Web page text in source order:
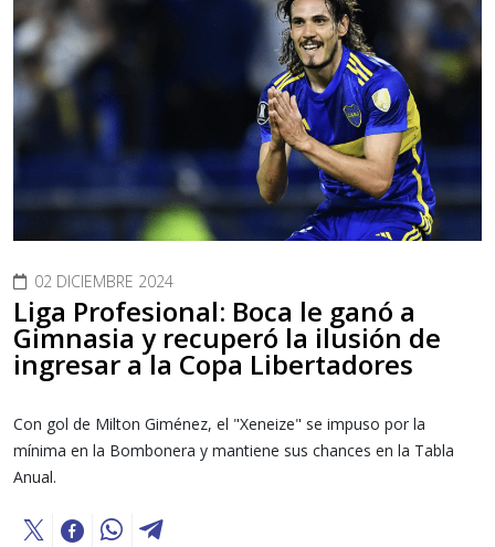
02 DICIEMBRE 2024
Liga Profesional: Boca le ganó a
Gimnasia y recuperó la ilusión de
ingresar a la Copa Libertadores
Con gol de Milton Giménez, el "Xeneize" se impuso por la
mínima en la Bombonera y mantiene sus chances en la Tabla
Anual.